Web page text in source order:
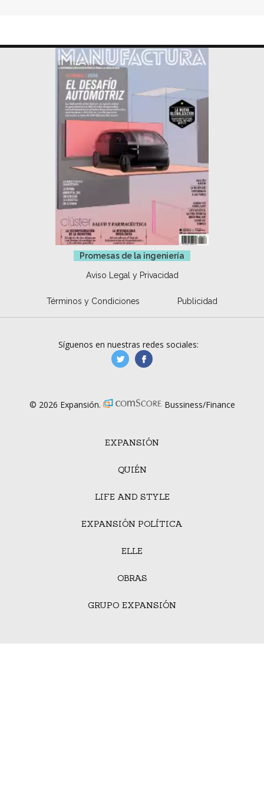
Promesas de la ingeniería
Aviso Legal y Privacidad
Términos y Condiciones Publicidad
EXPANSIÓN
QUIÉN
LIFE AND STYLE
EXPANSIÓN POLÍTICA
ELLE
OBRAS
GRUPO EXPANSIÓN
Síguenos en nuestras redes sociales:
manufacturaGE
© 2026 Expansión. Bussiness/Finance